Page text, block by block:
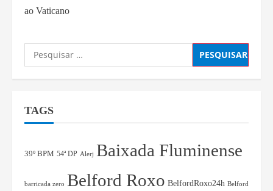
ao Vaticano
TAGS
39º BPM 54ª DP Alerj Baixada Fluminense
barricada zero Belford Roxo BelfordRoxo24h Belford